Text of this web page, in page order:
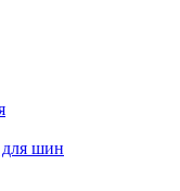
шин